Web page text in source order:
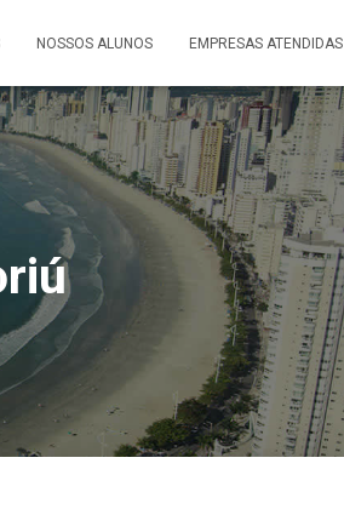
NOSSOS ALUNOS EMPRESAS ATENDIDAS